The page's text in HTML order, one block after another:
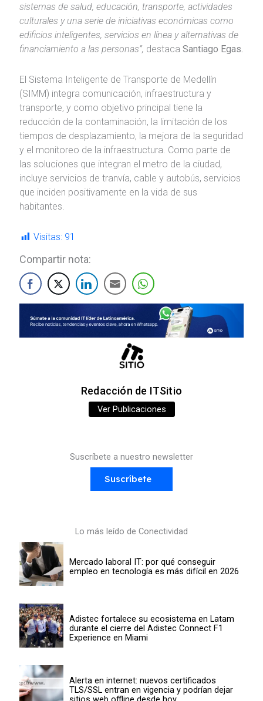
sistemas de salud, educación, transporte, actividades
culturales y una serie de iniciativas económicas como
edificios inteligentes, servicios en línea y alternativas de
financiamiento a las personas”, destaca Santiago Egas.
El Sistema Inteligente de Transporte de Medellín
(SIMM) integra comunicación, infraestructura y
transporte, y como objetivo principal tiene la
reducción de la contaminación, la limitación de los
tiempos de desplazamiento, la mejora de la seguridad
y el monitoreo de la infraestructura. Como parte de
las soluciones que integran el metro de la ciudad,
incluye servicios de tranvía, cable y autobús, servicios
que inciden positivamente en la vida de sus
habitantes.
Visitas: 91
Compartir nota:
Redacción de ITSitio
Ver Publicaciones
Suscríbete a nuestro newsletter
Suscríbete
Lo más leído de Conectividad
Mercado laboral IT: por qué conseguir
empleo en tecnología es más difícil en 2026
Adistec fortalece su ecosistema en Latam
durante el cierre del Adistec Connect F1
Experience en Miami
Alerta en internet: nuevos certificados
TLS/SSL entran en vigencia y podrían dejar